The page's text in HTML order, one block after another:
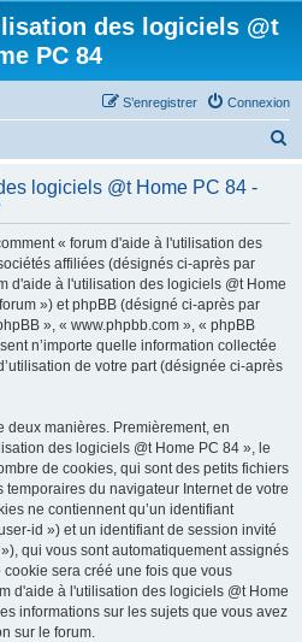
des logiciels @t
PC 84
Connexion
S’enregistrer
h
logiciels @t Home PC 84 -
« forum d'aide à l'utilisation des
affiliées (désignés ci-après par
d'aide à l'utilisation des logiciels @t Home
») et phpBB (désigné ci-après par
», « www.phpbb.com », « phpBB
n’importe quelle information collectée
de votre part (désignée ci-après
deux manières. Premièrement, en
des logiciels @t Home PC 84 », le
de cookies, qui sont des petits fichiers
du navigateur Internet de votre
ne contiennent qu’un identifiant
id ») et un identifiant de session invité
qui vous sont automatiquement assignés
sera créé une fois que vous
d'aide à l'utilisation des logiciels @t Home
informations sur les sujets que vous avez
sur le forum.